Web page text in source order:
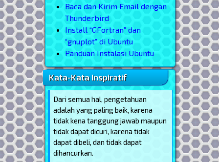
Baca dan Kirim Email dengan
Thunderbird
Install “GFortran” dan
“gnuplot” di Ubuntu
Panduan Instalasi Ubuntu
Kata-Kata Inspiratif
Dari semua hal, pengetahuan
adalah yang paling baik, karena
tidak kena tanggung jawab maupun
tidak dapat dicuri, karena tidak
dapat dibeli, dan tidak dapat
dihancurkan.